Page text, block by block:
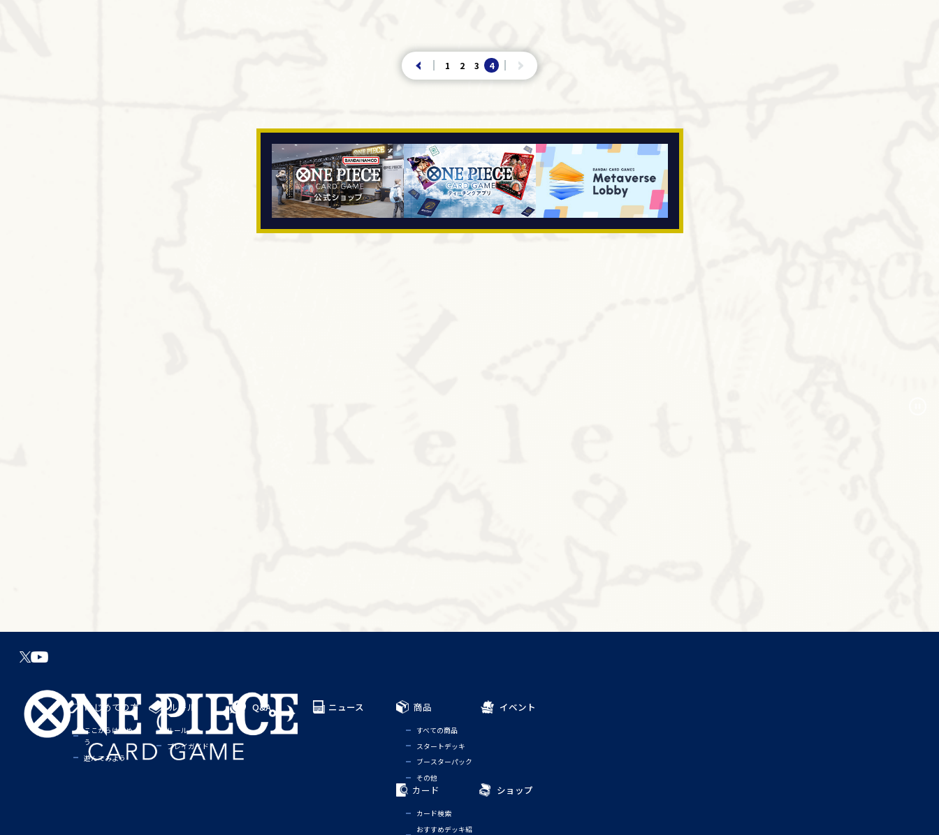
1 2 3 4
はじめての方
ここからはじめよ
う
遊んでみよう
ルール
ルール
プレイガイド
Q&A ニュース 商品
すべての商品
スタートデッキ
ブースターパック
その他
イベント
カード
カード検索
おすすめデッキ紹
ショップ